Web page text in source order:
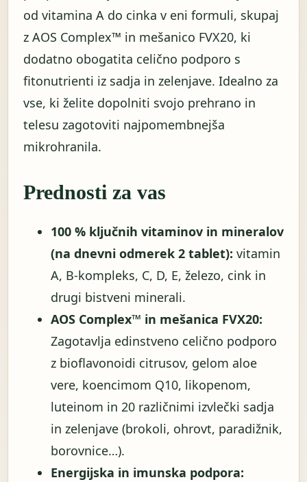
od vitamina A do cinka v eni formuli, skupaj
z AOS Complex™ in mešanico FVX20, ki
dodatno obogatita celično podporo s
fitonutrienti iz sadja in zelenjave. Idealno za
vse, ki želite dopolniti svojo prehrano in
telesu zagotoviti najpomembnejša
mikrohranila.
Prednosti za vas
100 % ključnih vitaminov in mineralov
(na dnevni odmerek 2 tablet): vitamin
A, B-kompleks, C, D, E, železo, cink in
drugi bistveni minerali.
AOS Complex™ in mešanica FVX20:
Zagotavlja edinstveno celično podporo
z bioflavonoidi citrusov, gelom aloe
vere, koencimom Q10, likopenom,
luteinom in 20 različnimi izvlečki sadja
in zelenjave (brokoli, ohrovt, paradižnik,
borovnice…).
Energijska in imunska podpora: